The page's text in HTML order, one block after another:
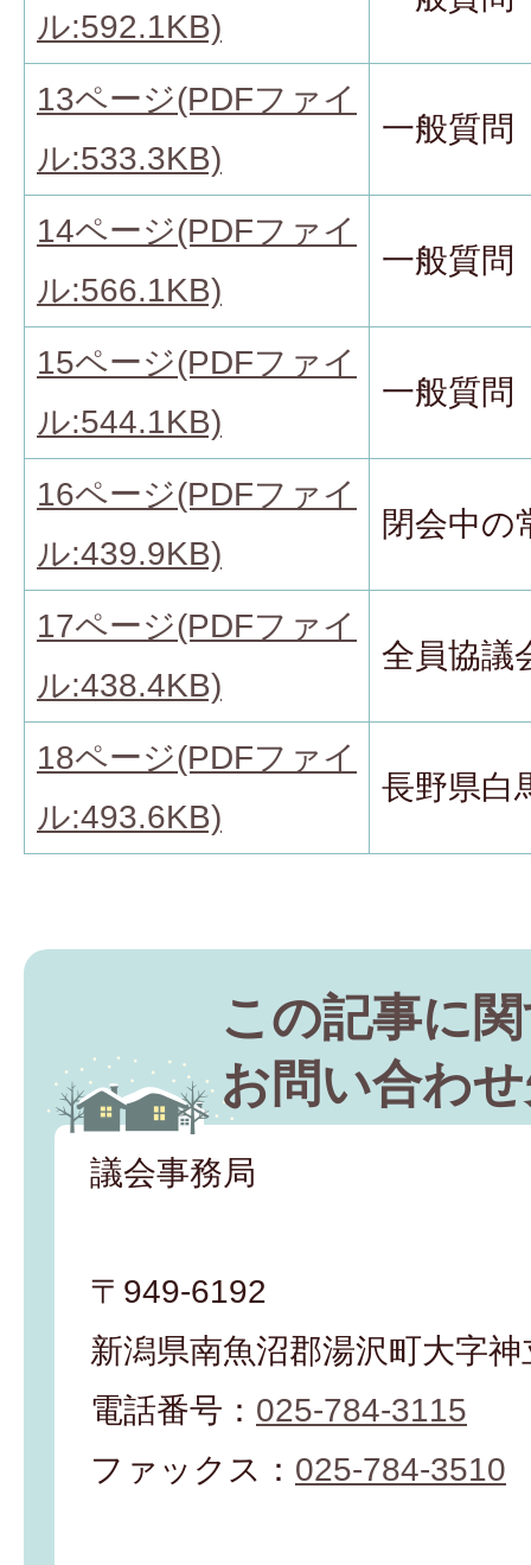
ル:592.1KB)
13ページ(PDFファイ
ル:533.3KB)
一般質問
14ページ(PDFファイ
ル:566.1KB)
一般質問
15ページ(PDFファイ
ル:544.1KB)
一般質問
16ページ(PDFファイ
ル:439.9KB)
閉会中の
17ページ(PDFファイ
ル:438.4KB)
全員協議
18ページ(PDFファイ
ル:493.6KB)
長野県白
この記事に
お問い合わ
議会事務局
〒949-6192
新潟県南魚沼郡湯沢町大字
電話番号： 025-784-3115
ファックス： 025-784-3510